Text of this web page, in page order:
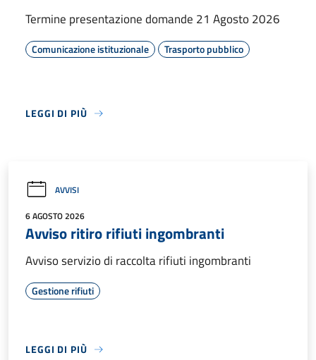
Termine presentazione domande 21 Agosto 2026
Comunicazione istituzionale Trasporto pubblico
LEGGI DI PIÙ
AVVISI
6 AGOSTO 2026
Avviso ritiro rifiuti ingombranti
Avviso servizio di raccolta rifiuti ingombranti
Gestione rifiuti
LEGGI DI PIÙ